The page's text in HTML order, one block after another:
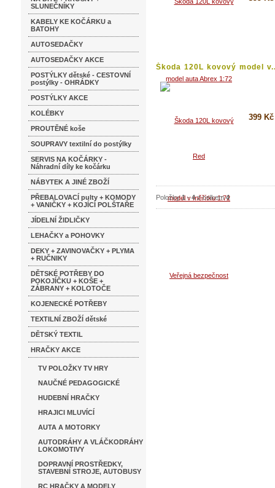
SLUNEČNÍKY
KABELY KE KOČÁRKU a
BATOHY
AUTOSEDAČKY
AUTOSEDAČKY AKCE
POSTÝLKY dětské - CESTOVNÍ
postýlky - OHRÁDKY
POSTÝLKY AKCE
KOLÉBKY
PROUTĚNÉ koše
SOUPRAVY textilní do postýlky
SERVIS NA KOČÁRKY -
Náhradní díly ke kočárku
NÁBYTEK A JINÉ ZBOŽÍ
PŘEBALOVACÍ pulty + KOMODY
+ VANIČKY + KOJÍCÍ POLŠTAŘE
JÍDELNÍ ŽIDLIČKY
LEHAČKY a POHOVKY
DEKY + ZAVINOVAČKY + PLYMA
+ RUČNIKY
DĚTSKÉ POTŘEBY DO
POKOJÍČKU + KOŠE +
ZÁBRANY + KOLOTOČE
KOJENECKÉ POTŘEBY
TEXTILNÍ ZBOŽÍ dětské
DĚTSKÝ TEXTIL
HRAČKY AKCE
TV POLOŽKY TV HRY
NAUČNÉ PEDAGOGICKÉ
HUDEBNÍ HRAČKY
HRAJICI MLUVÍCÍ
AUTA A MOTORKY
AUTODRÁHY A VLÁČKODRÁHY
LOKOMOTIVY
DOPRAVNÍ PROSTŘEDKY,
STAVEBNÍ STROJE, AUTOBUSY
RC HRAČKY A MODELY
Škoda 120L kovový model
399 Kč
Položky1 -4z celkem4